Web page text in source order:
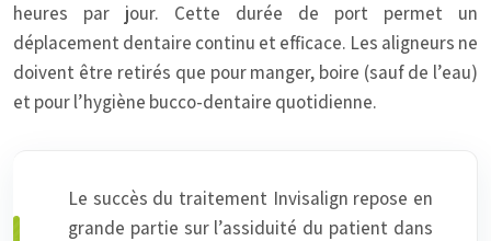
heures par jour. Cette durée de port permet un
déplacement dentaire continu et efficace. Les aligneurs ne
doivent être retirés que pour manger, boire (sauf de l’eau)
et pour l’hygiène bucco-dentaire quotidienne.
Le succès du traitement Invisalign repose en
grande partie sur l’assiduité du patient dans